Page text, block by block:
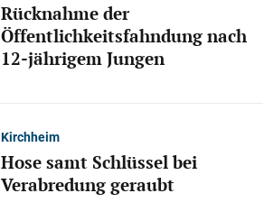
Rücknahme der
Öffentlichkeitsfahndung nach
12-jährigem Jungen
Kirchheim
Hose samt Schlüssel bei
Verabredung geraubt